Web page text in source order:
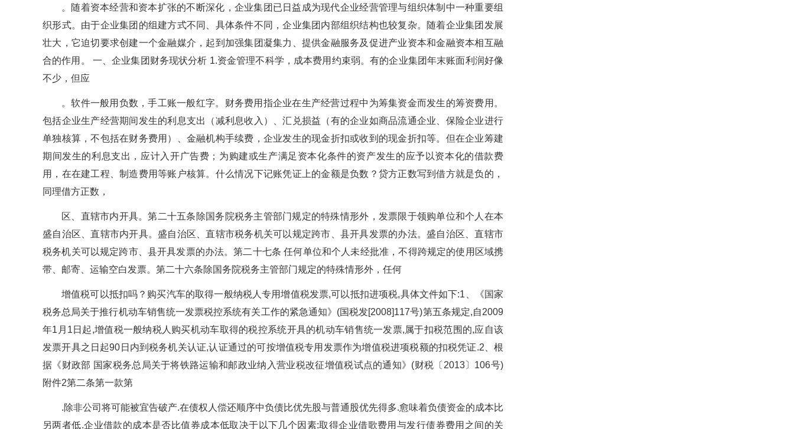
。随着资本经营和资本扩张的不断深化，企业集团已日益成为现代企业经营管理与组织体制中一种重要组
织形式。由于企业集团的组建方式不同、具体条件不同，企业集团内部组织结构也较复杂。随着企业集团发展
壮大，它迫切要求创建一个金融媒介，起到加强集团凝集力、提供金融服务及促进产业资本和金融资本相互融
合的作用。 一、企业集团财务现状分析 1.资金管理不科学，成本费用约束弱。有的企业集团年末账面利润好像
不少，但应
。软件一般用负数，手工账一般红字。财务费用指企业在生产经营过程中为筹集资金而发生的筹资费用。
包括企业生产经营期间发生的利息支出（减利息收入）、汇兑损益（有的企业如商品流通企业、保险企业进行
单独核算，不包括在财务费用）、金融机构手续费，企业发生的现金折扣或收到的现金折扣等。但在企业筹建
期间发生的利息支出，应计入开广告费；为购建或生产满足资本化条件的资产发生的应予以资本化的借款费
用，在在建工程、制造费用等账户核算。什么情况下记账凭证上的金额是负数？贷方正数写到借方就是负的，
同理借方正数，
区、直辖市内开具。第二十五条除国务院税务主管部门规定的特殊情形外，发票限于领购单位和个人在本
盛自治区、直辖市内开具。盛自治区、直辖市税务机关可以规定跨市、县开具发票的办法。盛自治区、直辖市
税务机关可以规定跨市、县开具发票的办法。第二十七条 任何单位和个人未经批准，不得跨规定的使用区域携
带、邮寄、运输空白发票。第二十六条除国务院税务主管部门规定的特殊情形外，任何
增值税可以抵扣吗？购买汽车的取得一般纳税人专用增值税发票,可以抵扣进项税,具体文件如下:1、《国家
税务总局关于推行机动车销售统一发票税控系统有关工作的紧急通知》(国税发[2008]117号)第五条规定,自2009
年1月1日起,增值税一般纳税人购买机动车取得的税控系统开具的机动车销售统一发票,属于扣税范围的,应自该
发票开具之日起90日内到税务机关认证,认证通过的可按增值税专用发票作为增值税进项税额的扣税凭证.2、根
据《财政部 国家税务总局关于将铁路运输和邮政业纳入营业税改征增值税试点的通知》(财税〔2013〕106号)
附件2第二条第一款第
.除非公司将可能被宜告破产.在债权人偿还顺序中负债比优先股与普通股优先得多.愈味着负债资金的成本比
另两者低.企业借款的成本是否比值券成本低取决于以下几个因素:取得企业借歌费用与发行债券费用之间的关